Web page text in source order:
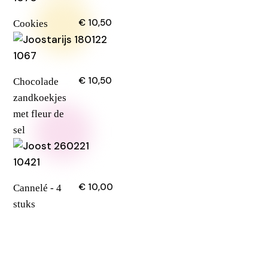
Cookies € 10,50
Chocolade
zandkoekjes
met fleur de
sel
€ 10,50
Cannelé - 4
stuks
€ 10,00